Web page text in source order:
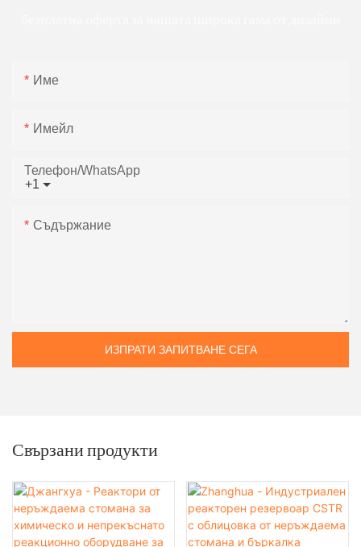
Име
Имейл
+1
Телефон/WhatsApp
Съдържание
ИЗПРАТИ ЗАПИТВАНЕ СЕГА
Свързани продукти